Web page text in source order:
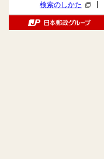
検索のしかた